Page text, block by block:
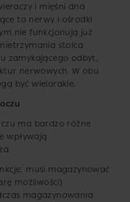
i mięśni dna
to nerwy i ośrodki
nie funkcjonują już
stolca
zamykającego odbyt,
nerwowych. W obu
być wielorakie.
ma bardzo różne
wpływają
musi magazynować
możliwości)
magazynowania